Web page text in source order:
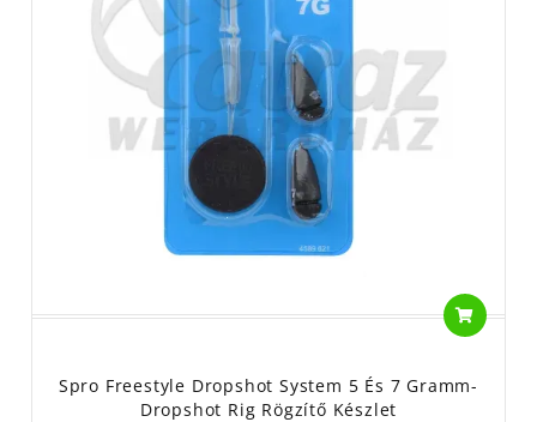
Spro Freestyle Dropshot System 5 És 7 Gramm-
Dropshot Rig Rögzítő Készlet